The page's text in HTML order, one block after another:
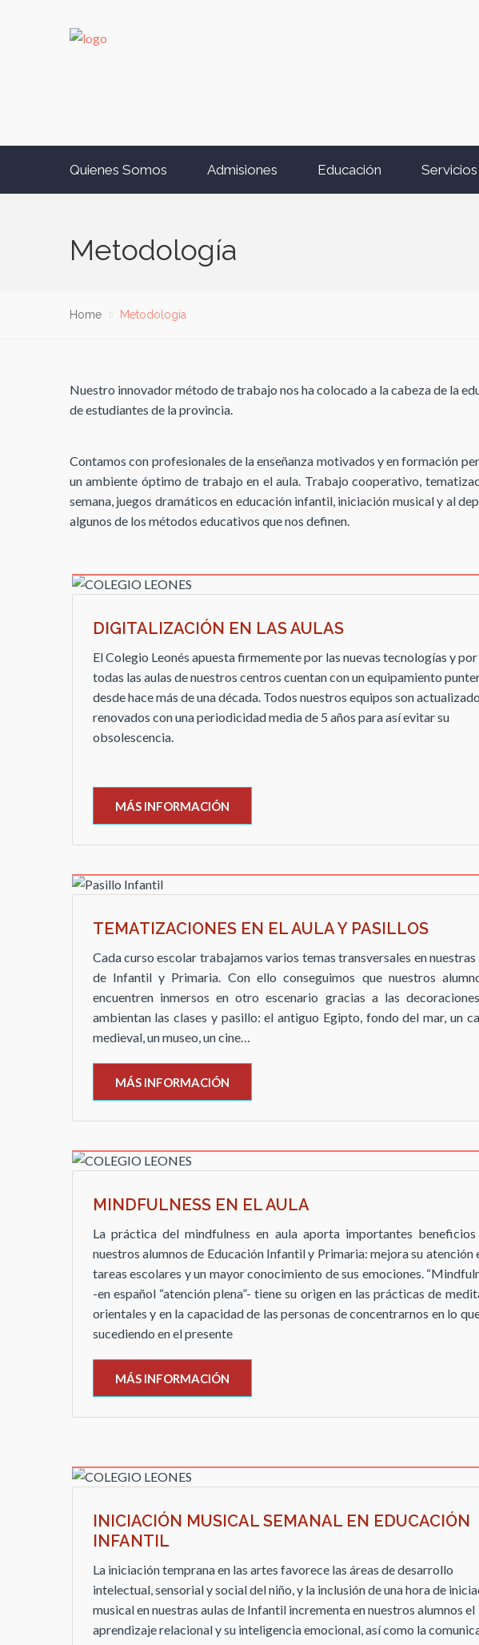
Quienes Somos Admisiones Educación Servicios
Metodología
Home Metodología
Nuestro innovador método de trabajo nos ha colocado a la cabeza de la
de estudiantes de la provincia.
Contamos con profesionales de la enseñanza motivados y en formación
un ambiente óptimo de trabajo en el aula. Trabajo cooperativo,
semana, juegos dramáticos en educación infantil, iniciación musical y al
algunos de los métodos educativos que nos definen.
DIGITALIZACIÓN EN LAS AULAS
El Colegio Leonés apuesta firmemente por las nuevas tecnologías y
todas las aulas de nuestros centros cuentan con un equipamiento
desde hace más de una década. Todos nuestros equipos son
renovados con una periodicidad media de 5 años para así evitar su
obsolescencia.
MÁS INFORMACIÓN
TEMATIZACIONES EN EL AULA Y PASILLOS
Cada curso escolar trabajamos varios temas transversales en nuestras
de Infantil y Primaria. Con ello conseguimos que nuestros
encuentren inmersos en otro escenario gracias a las
ambientan las clases y pasillo: el antiguo Egipto, fondo del mar, un
medieval, un museo, un cine…
MÁS INFORMACIÓN
MINDFULNESS EN EL AULA
La práctica del mindfulness en aula aporta importantes
nuestros alumnos de Educación Infantil y Primaria: mejora su atención
tareas escolares y un mayor conocimiento de sus emociones.
-en español “atención plena”- tiene su origen en las prácticas de
orientales y en la capacidad de las personas de concentrarnos en lo
sucediendo en el presente
MÁS INFORMACIÓN
INICIACIÓN MUSICAL SEMANAL EN EDUCACIÓN
INFANTIL
La iniciación temprana en las artes favorece las áreas de desarrollo
intelectual, sensorial y social del niño, y la inclusión de una hora de
musical en nuestras aulas de Infantil incrementa en nuestros alumnos el
aprendizaje relacional y su inteligencia emocional, así como la